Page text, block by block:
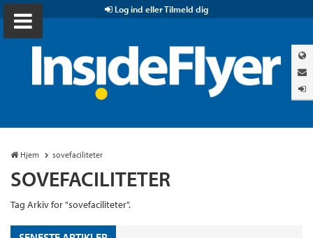
Log ind eller Tilmeld dig
Hjem sovefaciliteter
SOVEFACILITETER
Tag Arkiv for "sovefaciliteter".